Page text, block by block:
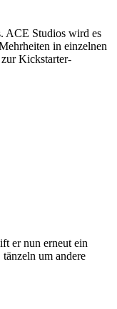
ACE Studios wird es
in einzelnen
zur Kickstarter-
er nun erneut ein
um andere